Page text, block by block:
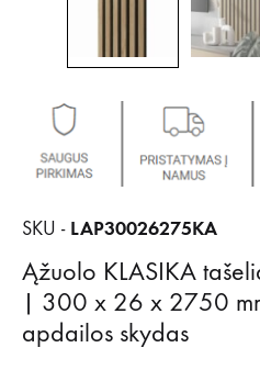
SKU - LAP30026275KA
Ąžuolo KLASIKA
| 300 x 26 x 2750
apdailos skydas